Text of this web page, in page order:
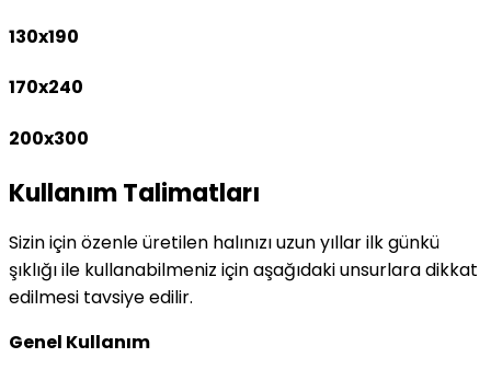
130x190
170x240
200x300
Kullanım Talimatları
Sizin için özenle üretilen halınızı uzun yıllar ilk günkü
şıklığı ile kullanabilmeniz için aşağıdaki unsurlara dikkat
edilmesi tavsiye edilir.
Genel Kullanım